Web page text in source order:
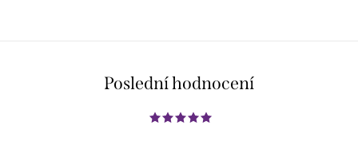
Poslední hodnocení